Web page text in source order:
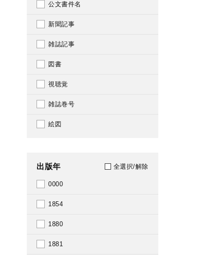
公文書件名
新聞記事
雑誌記事
図書
視聴覚
雑誌巻号
絵図
出版年 全選択/解除
0000
1854
1880
1881